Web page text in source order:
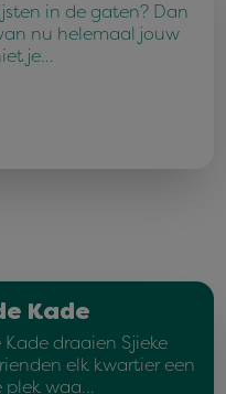
in de gaten? Dan
nu helemaal jouw
je…
Kade
draaien Sjieke
elk kwartier een
plek waa…